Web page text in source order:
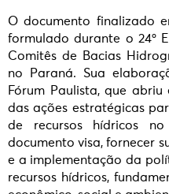
O documento finalizado
formulado durante o 24º
Comitês de Bacias
no Paraná. Sua
Fórum Paulista, que
das ações estratégicas
de recursos hídricos
documento visa, fornecer
e a implementação da
recursos hídricos,